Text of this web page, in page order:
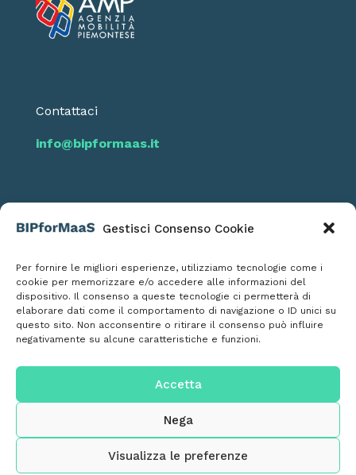
Gestisci Consenso Cookie
Per fornire le migliori esperienze, utilizziamo tecnologie come i
cookie per memorizzare e/o accedere alle informazioni del
dispositivo. Il consenso a queste tecnologie ci permetterà di
elaborare dati come il comportamento di navigazione o ID unici su
questo sito. Non acconsentire o ritirare il consenso può influire
negativamente su alcune caratteristiche e funzioni.
Accetta
Nega
Visualizza le preferenze
Contattaci
info@bipformaas.it
Informativa Privacy Policy